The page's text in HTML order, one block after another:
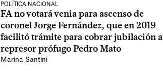
POLÍTICA NACIONAL
FA no votará venia para ascenso de
coronel Jorge Fernández, que en 2019
facilitó trámite para cobrar jubilación a
represor prófugo Pedro Mato
Marina Santini